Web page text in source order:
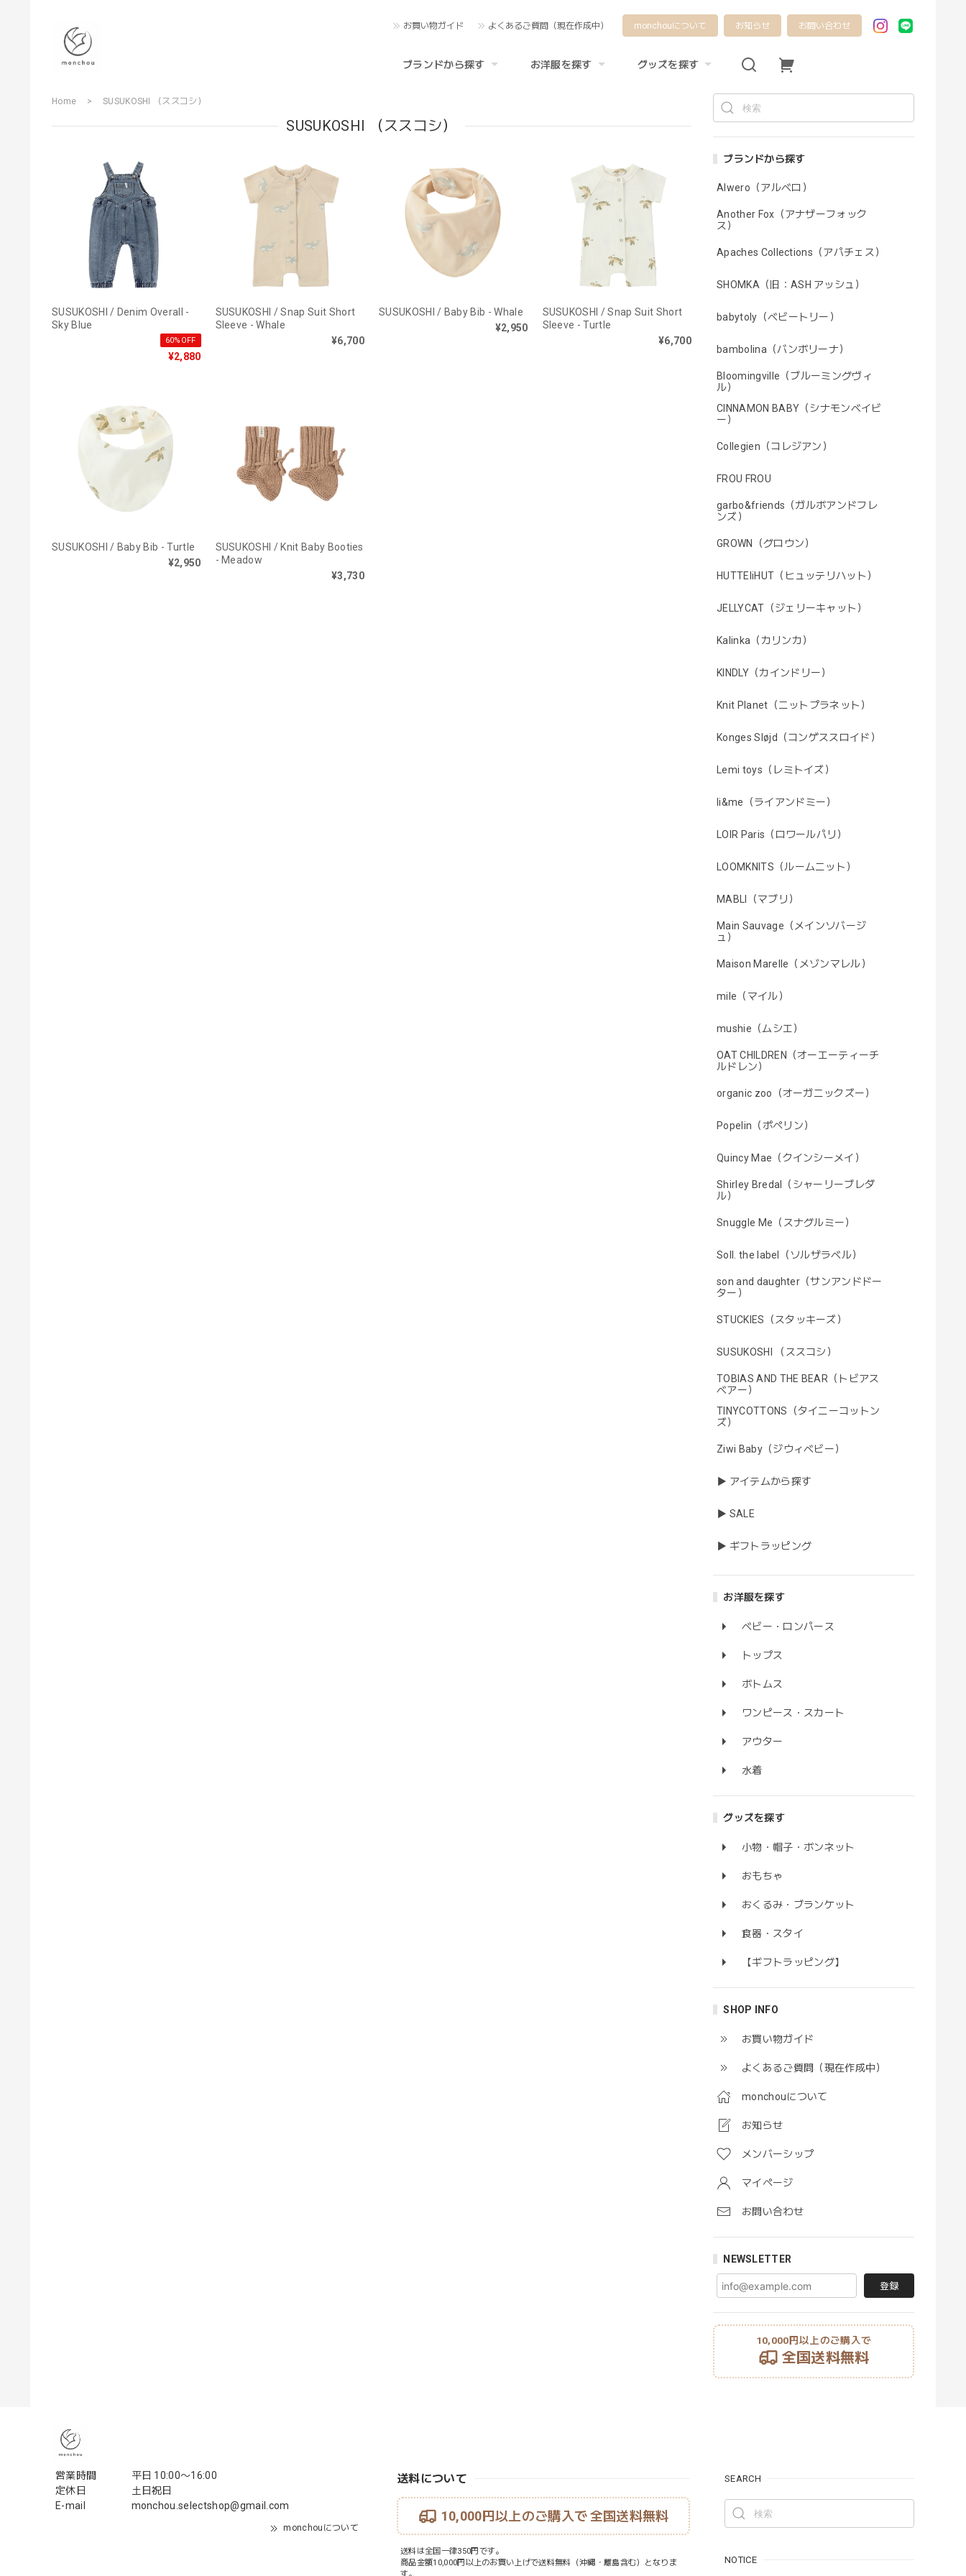
お買い物ガイド よくあるご質問（現在作成中） monchouについて お知らせ お問い合わせ
ブランドから探す お洋服を探す グッズを探す
ブランドから探す
Alwero（アルベロ）
Another Fox（アナザーフォック
ス）
Apaches Collections（アパチェス）
SHOMKA（旧：ASH アッシュ）
babytoly（ベビートリー）
bambolina（バンボリーナ）
Bloomingville（ブルーミングヴィ
ル）
CINNAMON BABY（シナモンベイビ
ー）
Collegien（コレジアン）
FROU FROU
garbo&friends（ガルボアンドフレ
ンズ）
GROWN（グロウン）
HUTTEliHUT（ヒュッテリハット）
JELLYCAT（ジェリーキャット）
Kalinka（カリンカ）
KINDLY（カインドリー）
Knit Planet（ニットプラネット）
Konges Sløjd（コンゲススロイド）
Lemi toys（レミトイズ）
li&me（ライアンドミー）
LOIR Paris（ロワールパリ）
LOOMKNITS（ルームニット）
MABLI（マブリ）
Main Sauvage（メインソバージ
ュ）
Maison Marelle（メゾンマレル）
mile（マイル）
mushie（ムシエ）
OAT CHILDREN（オーエーティーチ
ルドレン）
organic zoo（オーガニックズー）
Popelin（ポペリン）
Quincy Mae（クインシーメイ）
Shirley Bredal（シャーリーブレダ
ル）
Snuggle Me（スナグルミー）
Soll. the label（ソルザラベル）
son and daughter（サンアンドドー
ター）
STUCKIES（スタッキーズ）
SUSUKOSHI （ススコシ）
TOBIAS AND THE BEAR（トビアス
ベアー）
TINYCOTTONS（タイニーコットン
ズ）
Ziwi Baby（ジウィベビー）
▶ アイテムから探す
▶ SALE
▶ ギフトラッピング
お洋服を探す
ベビー・ロンパース
トップス
ボトムス
ワンピース・スカート
アウター
水着
グッズを探す
小物・帽子・ボンネット
おもちゃ
おくるみ・ブランケット
食器・スタイ
【ギフトラッピング】
SHOP INFO
お買い物ガイド
よくあるご質問（現在作成中）
monchouについて
お知らせ
メンバーシップ
マイページ
お問い合わせ
NEWSLETTER
登録
10,000円以上のご購入で
全国送料無料
Home SUSUKOSHI （ススコシ）
SUSUKOSHI （ススコシ）
SUSUKOSHI / Denim Overall -
Sky Blue
60%OFF
¥2,880
SUSUKOSHI / Snap Suit Short
Sleeve - Whale
¥6,700
SUSUKOSHI / Baby Bib - Whale
¥2,950
SUSUKOSHI / Snap Suit Short
Sleeve - Turtle
¥6,700
SUSUKOSHI / Baby Bib - Turtle
¥2,950
SUSUKOSHI / Knit Baby Booties
- Meadow
¥3,730
営業時間
平日 10:00〜16:00
定休日
土日祝日
E-mail
monchou.selectshop@gmail.com
monchouについて
送料について
10,000円以上のご購入で全国送料無料
送料は全国一律350円です。
商品金額10,000円以上のお買い上げで送料無料（沖縄・離島含む）となりま
SEARCH
NOTICE